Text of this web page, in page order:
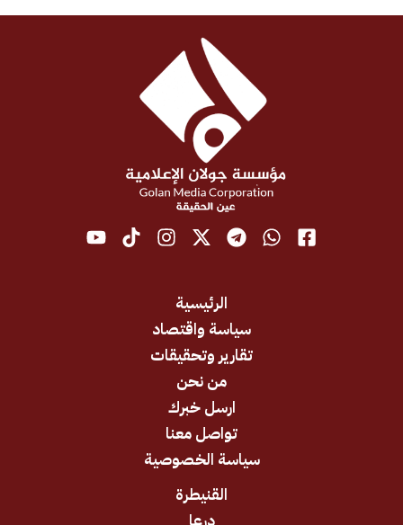
سياسة واقتصاد
تقارير وتحقيقات
ارسل خبرك
تواصل معنا
سياسة الخصوصية